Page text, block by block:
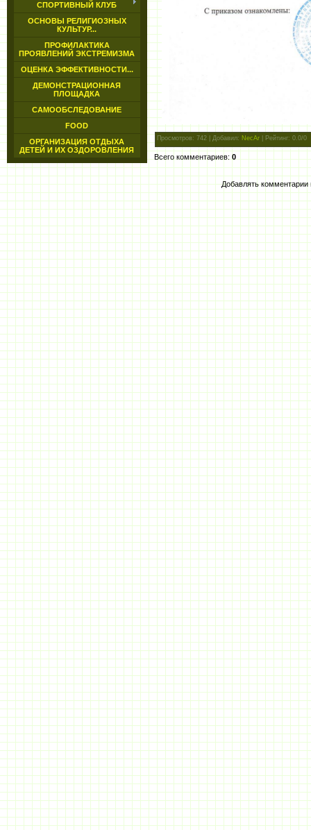
СПОРТИВНЫЙ КЛУБ
ОСНОВЫ РЕЛИГИОЗНЫХ
КУЛЬТУР...
ПРОФИЛАКТИКА
ПРОЯВЛЕНИЙ ЭКСТРЕМИЗМА
ОЦЕНКА ЭФФЕКТИВНОСТИ...
ДЕМОНСТРАЦИОННАЯ
ПЛОЩАДКА
САМООБСЛЕДОВАНИЕ
FOOD
ОРГАНИЗАЦИЯ ОТДЫХА
ДЕТЕЙ И ИХ ОЗДОРОВЛЕНИЯ
Просмотров: 742 | Добавил: NecAr Рейтинг: 0.0/0
Всего комментариев: 0
Добавлять комментарии